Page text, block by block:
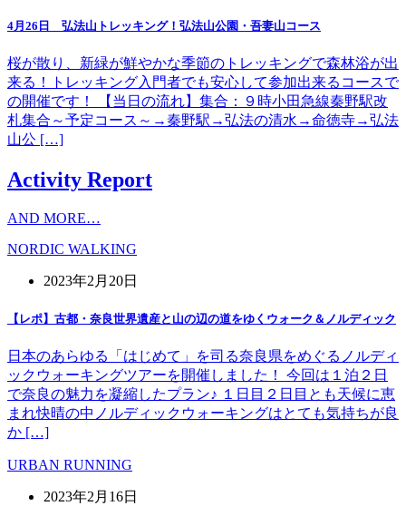
4月26日 弘法山トレッキング！弘法山公園・吾妻山コース
桜が散り、新緑が鮮やかな季節のトレッキングで森林浴が出
来る！トレッキング入門者でも安心して参加出来るコースで
の開催です！ 【当日の流れ】集合：９時小田急線秦野駅改
札集合～予定コース～→秦野駅→弘法の清水→命徳寺→弘法
山公 […]
Activity Report
AND MORE…
NORDIC WALKING
2023年2月20日
【レポ】古都・奈良世界遺産と山の辺の道をゆくウォーク＆ノルディック
日本のあらゆる「はじめて」を司る奈良県をめぐるノルディ
ックウォーキングツアーを開催しました！ 今回は１泊２日
で奈良の魅力を凝縮したプラン♪ １日目２日目とも天候に恵
まれ快晴の中ノルディックウォーキングはとても気持ちが良
か […]
URBAN RUNNING
2023年2月16日